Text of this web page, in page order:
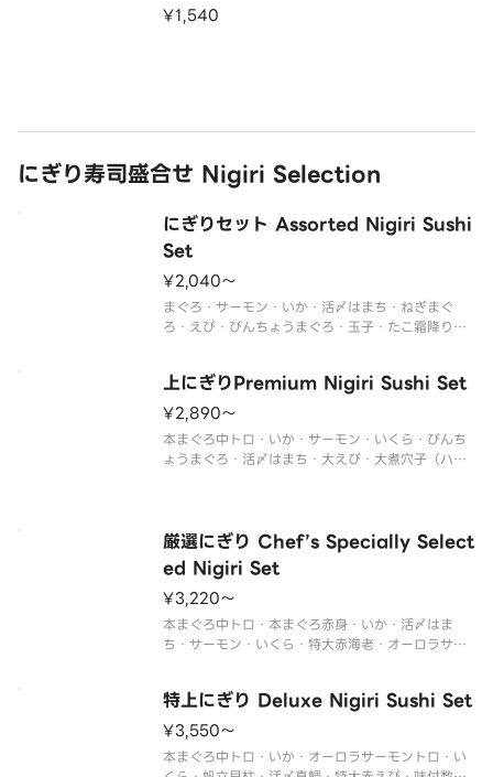
¥1,540
にぎり寿司盛合せ Nigiri Selection
にぎりセット Assorted Nigiri Sushi
Set
¥2,040〜
まぐろ・サーモン・いか・活〆はまち・ねぎまぐ
ろ・えび・びんちょうまぐろ・玉子・たこ霜降り
を別付けしております。
※セットメニューの内容は変更できません。
※生ものです
上にぎりPremium Nigiri Sushi Set
¥2,890〜
本まぐろ中トロ・いか・サーモン・いくら・びんち
ょうまぐろ・活〆はまち・大えび・大煮穴子（ハー
を別付けしております。
※セットメニューの内容は変更できません。
※生もの
厳選にぎり Chef’s Specially Select
ed Nigiri Set
¥3,220〜
本まぐろ中トロ・本まぐろ赤身・いか・活〆はま
ち・サーモン・いくら・特大赤海老・オーロラサー
※わさび抜きでご提供しています。生わさびの小袋
を別付けしております。
※セットメニューの内容は変更できません。
※生
特上にぎり Deluxe Nigiri Sushi Set
¥3,550〜
本まぐろ中トロ・いか・オーロラサーモントロ・い